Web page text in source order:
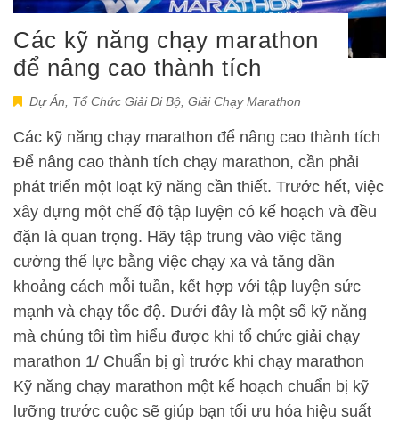
Các kỹ năng chạy marathon
để nâng cao thành tích
Dự Án Tổ Chức Giải Đi Bộ, Giải Chạy Marathon
Các kỹ năng chạy marathon để nâng cao thành tích
Để nâng cao thành tích chạy marathon, cần phải
phát triển một loạt kỹ năng cần thiết. Trước hết, việc
xây dựng một chế độ tập luyện có kế hoạch và đều
đặn là quan trọng. Hãy tập trung vào việc tăng
cường thể lực bằng việc chạy xa và tăng dần
khoảng cách mỗi tuần, kết hợp với tập luyện sức
mạnh và chạy tốc độ. Dưới đây là một số kỹ năng
mà chúng tôi tìm hiểu được khi tổ chức giải chạy
marathon 1/ Chuẩn bị gì trước khi chạy marathon
Kỹ năng chạy marathon một kế hoạch chuẩn bị kỹ
lưỡng trước cuộc sẽ giúp bạn tối ưu hóa hiệu suất